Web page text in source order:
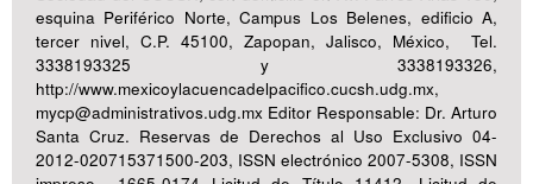
esquina Periférico Norte, Campus Los Belenes, edificio A,
tercer nivel, C.P. 45100, Zapopan, Jalisco, México, Tel.
3338193325 y 3338193326,
http://www.mexicoylacuencadelpacifico.cucsh.udg.mx,
mycp@administrativos.udg.mx Editor Responsable: Dr. Arturo
Santa Cruz. Reservas de Derechos al Uso Exclusivo 04-
2012-020715371500-203, ISSN electrónico 2007-5308, ISSN